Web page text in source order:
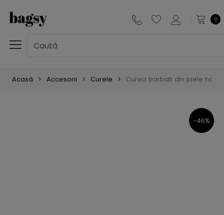
0
Acasă Accesorii Curele Curea barbati din piele
-46%